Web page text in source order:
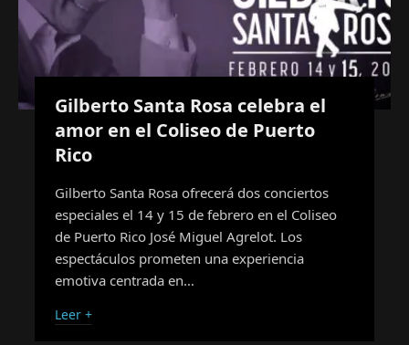
Gilberto Santa Rosa celebra el
amor en el Coliseo de Puerto
Rico
Gilberto Santa Rosa ofrecerá dos conciertos
especiales el 14 y 15 de febrero en el Coliseo
de Puerto Rico José Miguel Agrelot. Los
espectáculos prometen una experiencia
emotiva centrada en…
Leer +